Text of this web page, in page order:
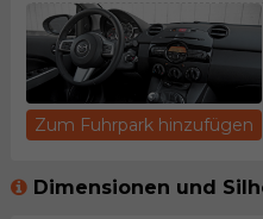
Zum Fuhrpark hinzufügen
Dimensionen und